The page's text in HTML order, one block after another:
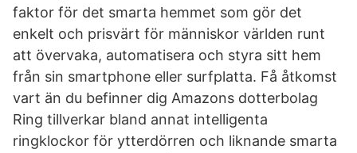
faktor för det smarta hemmet som gör det
enkelt och prisvärt för människor världen runt
att övervaka, automatisera och styra sitt hem
från sin smartphone eller surfplatta. Få åtkomst
vart än du befinner dig Amazons dotterbolag
Ring tillverkar bland annat intelligenta
ringklockor för ytterdörren och liknande smarta